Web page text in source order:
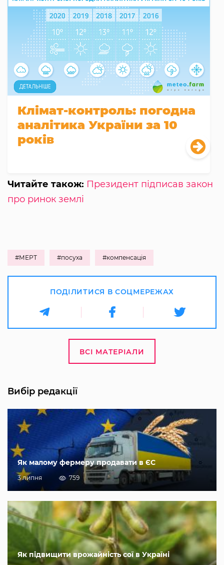
Клімат-контроль: погодна
аналітика України за 10
років
Читайте також: Президент підписав закон
про ринок землі
#МЕРТ #посуха #компенсація
ПОДІЛИТИСЯ В СОЦМЕРЕЖАХ
ВСІ МАТЕРІАЛИ
Вибір редакції
Як малому фермеру продавати в ЄС
3 липня 759
Як підвищити врожайність сої в Україні